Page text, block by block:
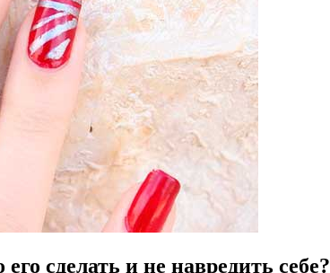
сделать и не навредить себе?